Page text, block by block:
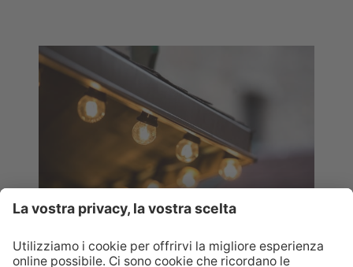
Scopri tutti mercatini